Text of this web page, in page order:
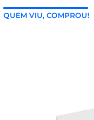
QUEM VIU, COMPROU!